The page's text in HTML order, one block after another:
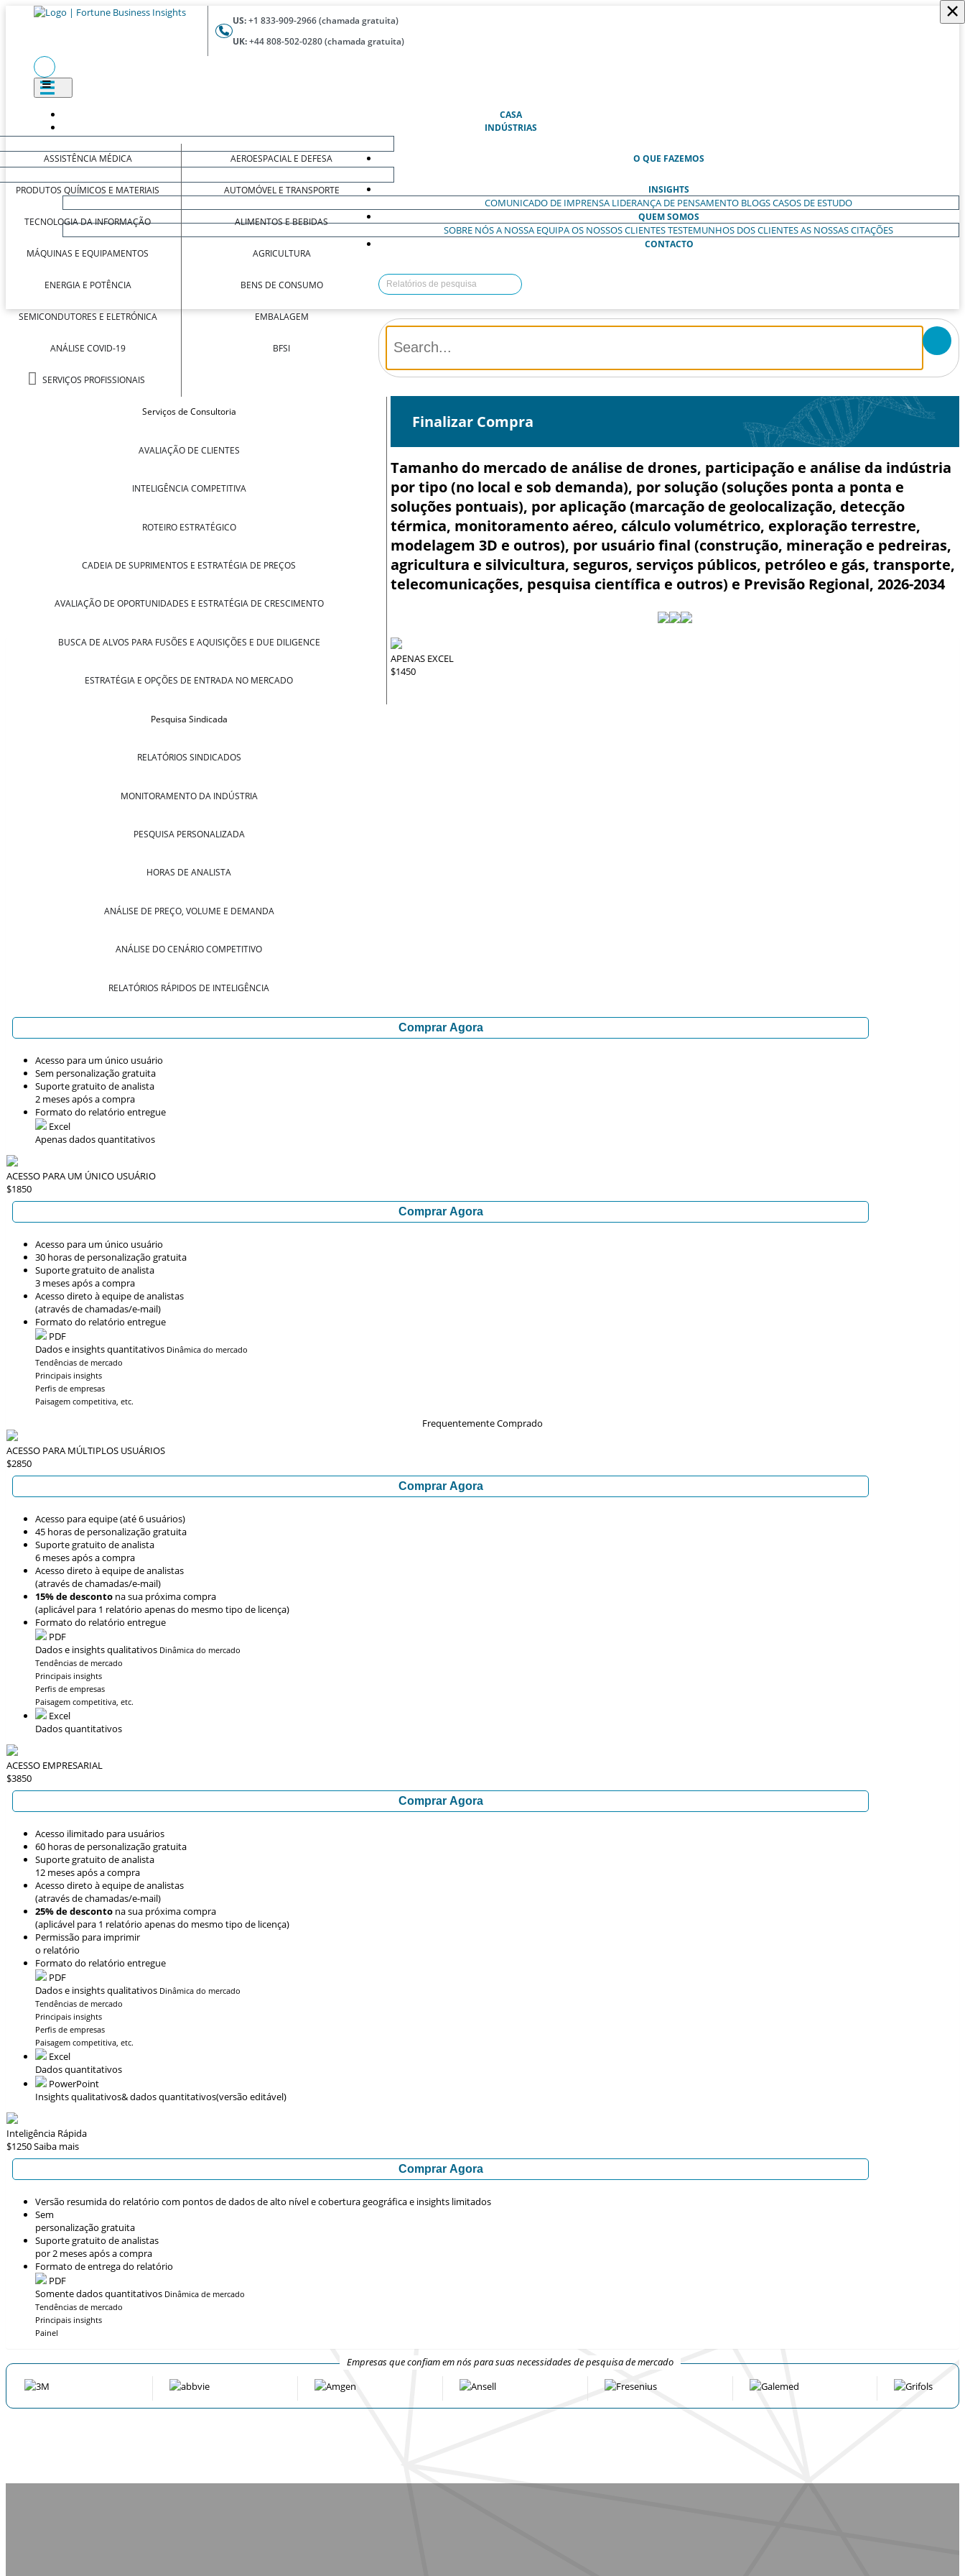
US:+1 833-909-2966 (chamada gratuita)
UK:+44 808-502-0280 (chamada gratuita)
CASA(ATUAL)
INDÚSTRIAS
ASSISTÊNCIA MÉDICA
PRODUTOS QUÍMICOS E MATERIAIS
TECNOLOGIA DA INFORMAÇÃO
MÁQUINAS E EQUIPAMENTOS
ENERGIA E POTÊNCIA
SEMICONDUTORES E ELETRÓNICA
ANÁLISE COVID-19
SERVIÇOS PROFISSIONAIS
AEROESPACIAL E DEFESA
AUTOMÓVEL E TRANSPORTE
ALIMENTOS E BEBIDAS
AGRICULTURA
BENS DE CONSUMO
EMBALAGEM
BFSI
O QUE FAZEMOS
Serviços de Consultoria
AVALIAÇÃO DE CLIENTES
INTELIGÊNCIA COMPETITIVA
ROTEIRO ESTRATÉGICO
CADEIA DE SUPRIMENTOS E ESTRATÉGIA DE PREÇOS
AVALIAÇÃO DE OPORTUNIDADES E ESTRATÉGIA DE CRESCIMENTO
BUSCA DE ALVOS PARA FUSÕES E AQUISIÇÕES E DUE DILIGENCE
ESTRATÉGIA E OPÇÕES DE ENTRADA NO MERCADO
Pesquisa Sindicada
RELATÓRIOS SINDICADOS
MONITORAMENTO DA INDÚSTRIA
PESQUISA PERSONALIZADA
HORAS DE ANALISTA
ANÁLISE DE PREÇO, VOLUME E DEMANDA
ANÁLISE DO CENÁRIO COMPETITIVO
RELATÓRIOS RÁPIDOS DE INTELIGÊNCIA
INSIGHTS
COMUNICADO DE IMPRENSA LIDERANÇA DE PENSAMENTO BLOGSCASOS DE ESTUDO
QUEM SOMOS
SOBRE NÓSA NOSSA EQUIPAOS NOSSOS CLIENTESTESTEMUNHOS DOS CLIENTESAS NOSSAS CITAÇÕES
CONTACTO
×
Finalizar Compra
Tamanho do mercado de análise de drones, participação e análise da indústria
por tipo (no local e sob demanda), por solução (soluções ponta a ponta e
soluções pontuais), por aplicação (marcação de geolocalização, detecção
térmica, monitoramento aéreo, cálculo volumétrico, exploração terrestre,
modelagem 3D e outros), por usuário final (construção, mineração e pedreiras,
agricultura e silvicultura, seguros, serviços públicos, petróleo e gás, transporte,
telecomunicações, pesquisa científica e outros) e Previsão Regional, 2026-2034
APENAS EXCEL
$1450
Comprar Agora
Acesso para um único usuário
Sem personalização gratuita
Suporte gratuito de analista
2 meses após a compra
Formato do relatório entregue
Excel
Apenas dados quantitativos
ACESSO PARA UM ÚNICO USUÁRIO
$1850
Comprar Agora
Acesso para um único usuário
30 horas de personalização gratuita
Suporte gratuito de analista
3 meses após a compra
Acesso direto à equipe de analistas
(através de chamadas/e-mail)
Formato do relatório entregue
PDF
Dados e insights quantitativos Dinâmica do mercado
Tendências de mercado
Principais insights
Perfis de empresas
Paisagem competitiva, etc.
Frequentemente Comprado
ACESSO PARA MÚLTIPLOS USUÁRIOS
$2850
Comprar Agora
Acesso para equipe (até 6 usuários)
45 horas de personalização gratuita
Suporte gratuito de analista
6 meses após a compra
Acesso direto à equipe de analistas
(através de chamadas/e-mail)
15% de desconto na sua próxima compra
(aplicável para 1 relatório apenas do mesmo tipo de licença)
Formato do relatório entregue
PDF
Dados e insights qualitativos Dinâmica do mercado
Tendências de mercado
Principais insights
Perfis de empresas
Paisagem competitiva, etc.
Excel
Dados quantitativos
ACESSO EMPRESARIAL
$3850
Comprar Agora
Acesso ilimitado para usuários
60 horas de personalização gratuita
Suporte gratuito de analista
12 meses após a compra
Acesso direto à equipe de analistas
(através de chamadas/e-mail)
25% de desconto na sua próxima compra
(aplicável para 1 relatório apenas do mesmo tipo de licença)
Permissão para imprimir
o relatório
Formato do relatório entregue
PDF
Dados e insights qualitativos Dinâmica do mercado
Tendências de mercado
Principais insights
Perfis de empresas
Paisagem competitiva, etc.
Excel
Dados quantitativos
PowerPoint
Insights qualitativos& dados quantitativos(versão editável)
Inteligência Rápida
$1250Saiba mais
Comprar Agora
Versão resumida do relatório com pontos de dados de alto nível e cobertura geográfica e insights limitados
Sem
personalização gratuita
Suporte gratuito de analistas
por 2 meses após a compra
Formato de entrega do relatório
PDF
Somente dados quantitativos Dinâmica de mercado
Tendências de mercado
Principais insights
Painel
Empresas que confiam em nós para suas necessidades de pesquisa de mercado